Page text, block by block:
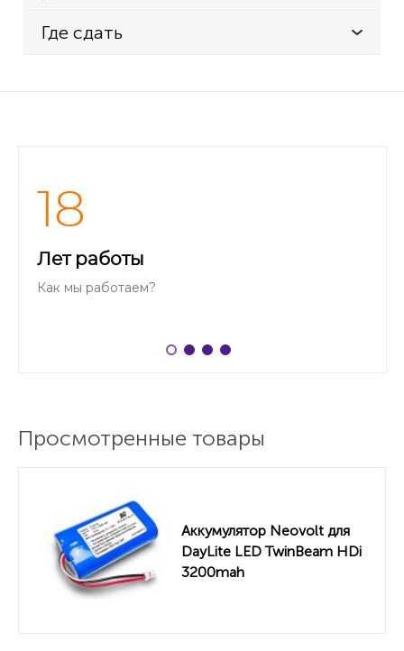
Где сдать
18
Лет работы
Как мы работаем?
Просмотренные товары
Аккумулятор Neovolt для
DayLite LED TwinBeam HDi
3200mah